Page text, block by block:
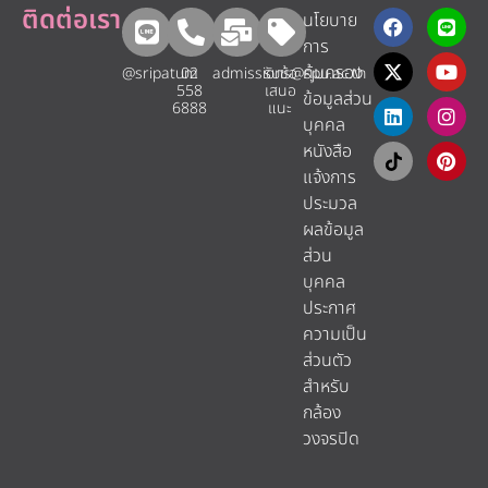
ติดต่อเรา
@sripatum
02
558
6888
admissions@spu.ac.th
รับข้อ
เสนอ
แนะ​
นโยบาย
การ
คุ้มครอง
ข้อมูลส่วน
บุคคล
หนังสือ
แจ้งการ
ประมวล
ผลข้อมูล
ส่วน
บุคคล
ประกาศ
ความเป็น
ส่วนตัว
สำหรับ
กล้อง
วงจรปิด